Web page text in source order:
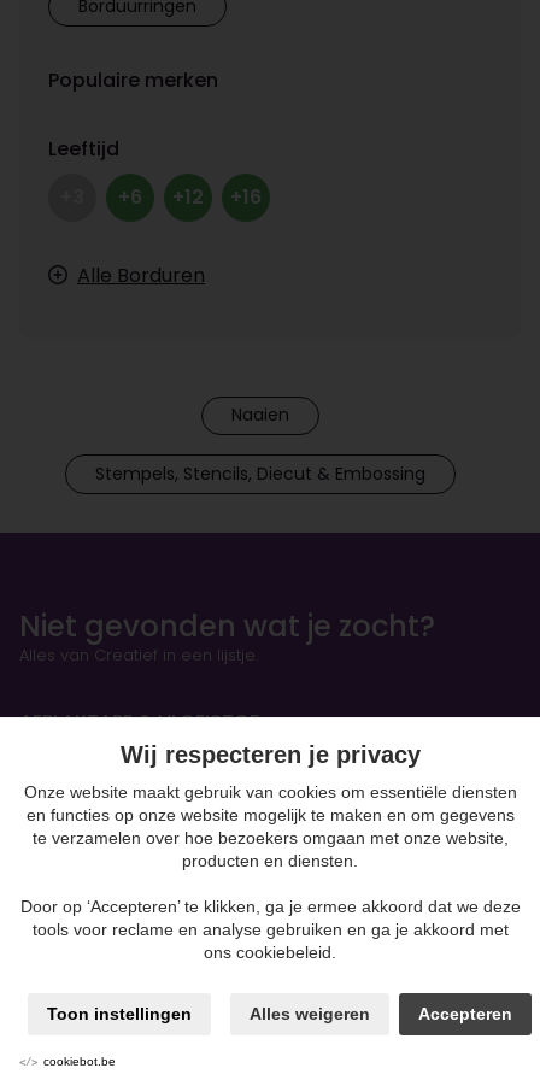
Borduurringen
Populaire merken
Leeftijd
+6 +12 +16
Alle Borduren
Naaien
Stempels, Stencils, Diecut & Embossing
Niet gevonden wat je zocht?
Alles van Creatief in een lijstje.
AFPLAKTAPE & VLOEISTOF
HANDBOEKEN & OEFENSCHRIFTEN
Figurines
BOETSEREN & GIETEN
Klei-soorten
Kaarsen & Zeep maken
moulding
Wij respecteren je privacy
Onze website maakt gebruik van cookies om essentiële diensten
en functies op onze website mogelijk te maken en om gegevens
te verzamelen over hoe bezoekers omgaan met onze website,
producten en diensten.
Door op ‘Accepteren’ te klikken, ga je ermee akkoord dat we deze
tools voor reclame en analyse gebruiken en ga je akkoord met
ons cookiebeleid.
Toon instellingen Alles weigeren Accepteren
cookiebot.be